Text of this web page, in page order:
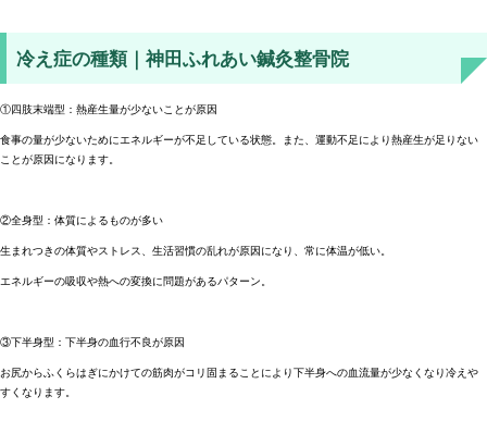
冷え症の種類｜神田ふれあい鍼灸整骨院
①四肢末端型：熱産生量が少ないことが原因
食事の量が少ないためにエネルギーが不足している状態。また、運動不足により熱産生が足りない
ことが原因になります。
②全身型：体質によるものが多い
生まれつきの体質やストレス、生活習慣の乱れが原因になり、常に体温が低い。
エネルギーの吸収や熱への変換に問題があるパターン。
③下半身型：下半身の血行不良が原因
お尻からふくらはぎにかけての筋肉がコリ固まることにより下半身への血流量が少なくなり冷えや
すくなります。